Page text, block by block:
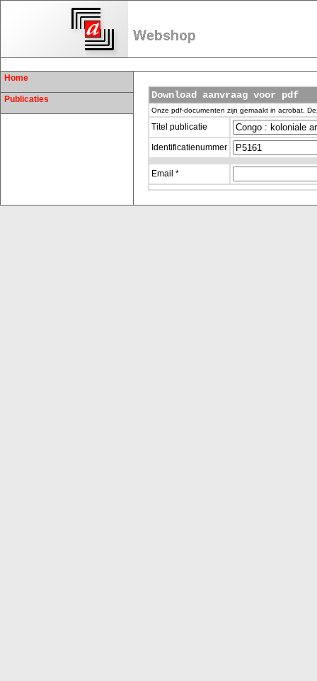
Home
Publicaties Download aanvraag voor pdf
Onze pdf-documenten zijn gemaakt in acrobat.
Titel publicatie
Identificatienummer
Email *